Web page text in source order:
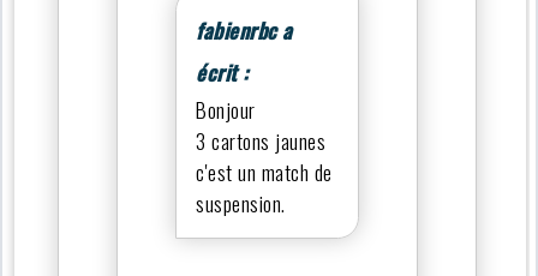
fabienrbc a
écrit :
Bonjour
3 cartons jaunes
c'est un match de
suspension.